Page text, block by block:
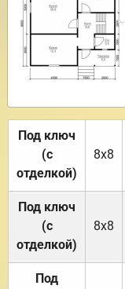
Под ключ
(с
отделкой)
8х8
Под ключ
(с
отделкой)
8х8
Под